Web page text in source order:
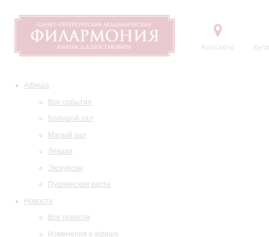
Контакты
Афиша
Все события
Большой зал
Малый зал
Лекции
Экскурсии
Пушкинская карта
Новости
Все новости
Изменения в афише